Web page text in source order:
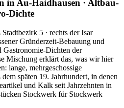
in Au-Haidhausen · Altbau-
Dichte
5 · rechts der Isar
Gründerzeit-Bebauung und
Gastronomie-Dichten der
Mischung erklärt das, was wir hier
lange, mehrgeschossige
späten 19. Jahrhundert, in denen
und Kalk seit Jahrzehnten in
Stockwerk für Stockwerk